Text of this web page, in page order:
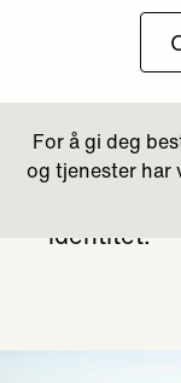
identitet.